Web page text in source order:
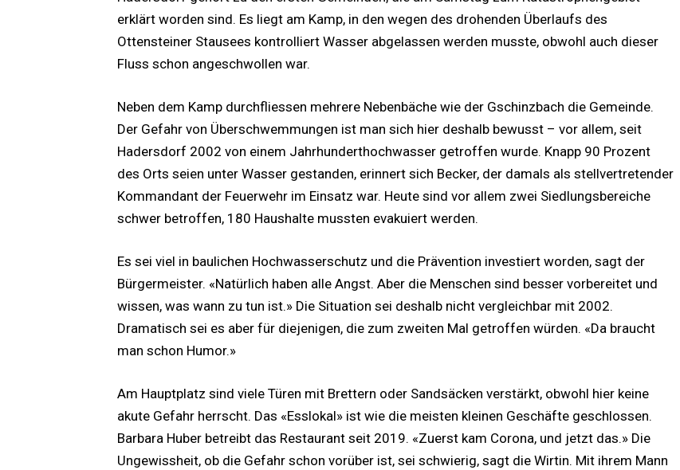
erklärt worden sind. Es liegt am Kamp, in den wegen des drohenden Überlaufs des
Ottensteiner Stausees kontrolliert Wasser abgelassen werden musste, obwohl auch dieser
Fluss schon angeschwollen war.
Neben dem Kamp durchfliessen mehrere Nebenbäche wie der Gschinzbach die Gemeinde.
Der Gefahr von Überschwemmungen ist man sich hier deshalb bewusst – vor allem, seit
Hadersdorf 2002 von einem Jahrhunderthochwasser getroffen wurde. Knapp 90 Prozent
des Orts seien unter Wasser gestanden, erinnert sich Becker, der damals als stellvertretender
Kommandant der Feuerwehr im Einsatz war. Heute sind vor allem zwei Siedlungsbereiche
schwer betroffen, 180 Haushalte mussten evakuiert werden.
Es sei viel in baulichen Hochwasserschutz und die Prävention investiert worden, sagt der
Bürgermeister. «Natürlich haben alle Angst. Aber die Menschen sind besser vorbereitet und
wissen, was wann zu tun ist.» Die Situation sei deshalb nicht vergleichbar mit 2002.
Dramatisch sei es aber für diejenigen, die zum zweiten Mal getroffen würden. «Da braucht
man schon Humor.»
Am Hauptplatz sind viele Türen mit Brettern oder Sandsäcken verstärkt, obwohl hier keine
akute Gefahr herrscht. Das «Esslokal» ist wie die meisten kleinen Geschäfte geschlossen.
Barbara Huber betreibt das Restaurant seit 2019. «Zuerst kam Corona, und jetzt das.» Die
Ungewissheit, ob die Gefahr schon vorüber ist, sei schwierig, sagt die Wirtin. Mit ihrem Mann